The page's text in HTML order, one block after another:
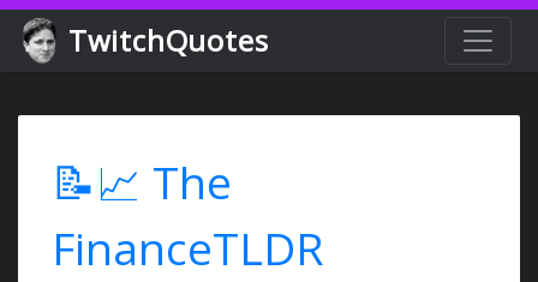
TwitchQuotes
📝📈 The
FinanceTLDR